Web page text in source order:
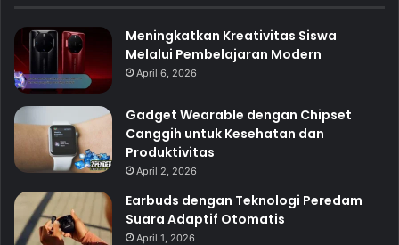
Meningkatkan Kreativitas Siswa
Melalui Pembelajaran Modern
April 6, 2026
Gadget Wearable dengan Chipset
Canggih untuk Kesehatan dan
Produktivitas
April 2, 2026
Earbuds dengan Teknologi Peredam
Suara Adaptif Otomatis
April 1, 2026